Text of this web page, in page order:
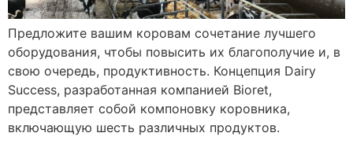
Предложите вашим коровам сочетание лучшего
оборудования, чтобы повысить их благополучие и, в
свою очередь, продуктивность. Концепция Dairy
Success, разработанная компанией Bioret,
представляет собой компоновку коровника,
включающую шесть различных продуктов.